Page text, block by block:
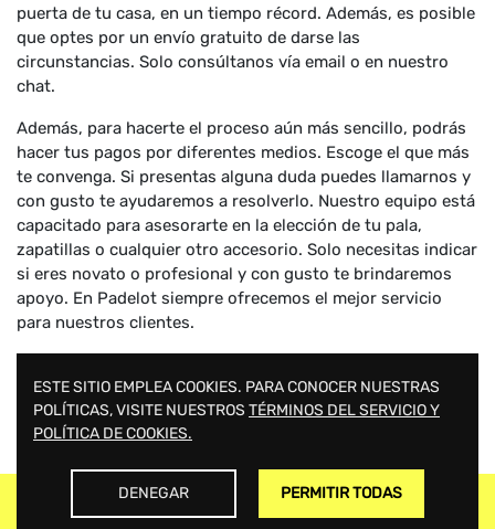
ESTE SITIO EMPLEA COOKIES. PARA CONOCER NUESTRAS
POLÍTICAS, VISITE NUESTROS TÉRMINOS DEL SERVICIO Y
POLÍTICA DE COOKIES.
DENEGAR PERMITIR TODAS
puerta de tu casa, en un tiempo récord. Además, es posible
que optes por un envío gratuito de darse las
circunstancias. Solo consúltanos vía email o en nuestro
chat.
Además, para hacerte el proceso aún más sencillo, podrás
hacer tus pagos por diferentes medios. Escoge el que más
te convenga. Si presentas alguna duda puedes llamarnos y
con gusto te ayudaremos a resolverlo. Nuestro equipo está
capacitado para asesorarte en la elección de tu pala,
zapatillas o cualquier otro accesorio. Solo necesitas indicar
si eres novato o profesional y con gusto te brindaremos
apoyo. En Padelot siempre ofrecemos el mejor servicio
para nuestros clientes.
SIEMPRE PENSAMOS EN TI.
SERVICIO DE ATENCIÓN AL
CLIENTE GARANTIZADO
ENVÍO GRATIS A ESPAÑA POR COMPRAS SUPERIORES A 100€